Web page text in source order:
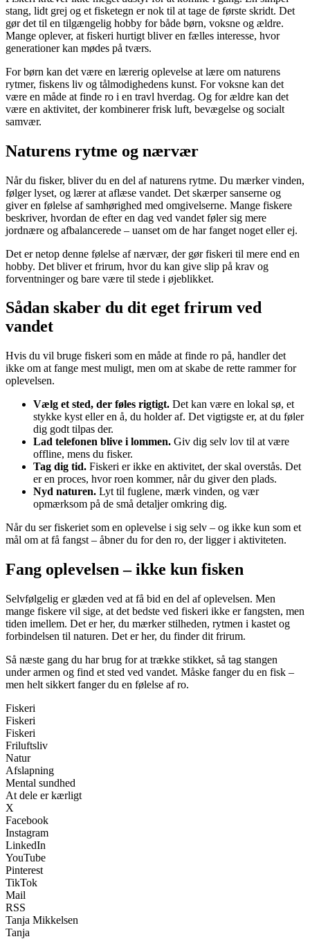
stang, lidt grej og et fisketegn er nok til at tage de første skridt. Det
gør det til en tilgængelig hobby for både børn, voksne og ældre.
Mange oplever, at fiskeri hurtigt bliver en fælles interesse, hvor
generationer kan mødes på tværs.
For børn kan det være en lærerig oplevelse at lære om naturens
rytmer, fiskens liv og tålmodighedens kunst. For voksne kan det
være en måde at finde ro i en travl hverdag. Og for ældre kan det
være en aktivitet, der kombinerer frisk luft, bevægelse og socialt
samvær.
Naturens rytme og nærvær
Når du fisker, bliver du en del af naturens rytme. Du mærker vinden,
følger lyset, og lærer at aflæse vandet. Det skærper sanserne og
giver en følelse af samhørighed med omgivelserne. Mange fiskere
beskriver, hvordan de efter en dag ved vandet føler sig mere
jordnære og afbalancerede – uanset om de har fanget noget eller ej.
Det er netop denne følelse af nærvær, der gør fiskeri til mere end en
hobby. Det bliver et frirum, hvor du kan give slip på krav og
forventninger og bare være til stede i øjeblikket.
Sådan skaber du dit eget frirum ved
vandet
Hvis du vil bruge fiskeri som en måde at finde ro på, handler det
ikke om at fange mest muligt, men om at skabe de rette rammer for
oplevelsen.
Vælg et sted, der føles rigtigt. Det kan være en lokal sø, et
stykke kyst eller en å, du holder af. Det vigtigste er, at du føler
dig godt tilpas der.
Lad telefonen blive i lommen. Giv dig selv lov til at være
offline, mens du fisker.
Tag dig tid. Fiskeri er ikke en aktivitet, der skal overstås. Det
er en proces, hvor roen kommer, når du giver den plads.
Nyd naturen. Lyt til fuglene, mærk vinden, og vær
opmærksom på de små detaljer omkring dig.
Når du ser fiskeriet som en oplevelse i sig selv – og ikke kun som et
mål om at få fangst – åbner du for den ro, der ligger i aktiviteten.
Fang oplevelsen – ikke kun fisken
Selvfølgelig er glæden ved at få bid en del af oplevelsen. Men
mange fiskere vil sige, at det bedste ved fiskeri ikke er fangsten, men
tiden imellem. Det er her, du mærker stilheden, rytmen i kastet og
forbindelsen til naturen. Det er her, du finder dit frirum.
Så næste gang du har brug for at trække stikket, så tag stangen
under armen og find et sted ved vandet. Måske fanger du en fisk –
men helt sikkert fanger du en følelse af ro.
Fiskeri
Fiskeri
Fiskeri
Friluftsliv
Natur
Afslapning
Mental sundhed
At dele er kærligt
X
Facebook
Instagram
LinkedIn
YouTube
Pinterest
TikTok
Mail
RSS
Tanja Mikkelsen
Tanja